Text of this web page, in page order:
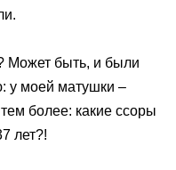
Может быть, и были
у моей матушки –
более: какие ссоры
лет?!